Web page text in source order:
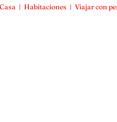
Habitaciones Viajar con
La Casa Habitaciones Viajar